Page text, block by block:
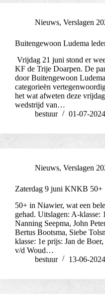
Nieuws, Verslagen
Buitengewoon Ludema
Vrijdag 21 juni stond er
KF de Trije Doarpen. De
door Buitengewoon
categorieën
het wat afweten deze
wedstrijd van…
bestuur
01-07-2024
Nieuws, Verslagen
Zaterdag 9 juni KNKB 50+
50+ in Niawier, wat een
gehad. Uitslagen: A-klasse:
Nanning Seepma, John
Bertus Bootsma, Siebe
klasse: 1e prijs: Jan de
v/d Woud…
bestuur
13-06-2024